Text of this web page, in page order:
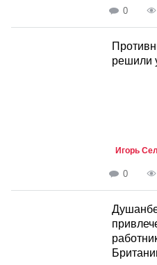
0
решили
Игорь
0